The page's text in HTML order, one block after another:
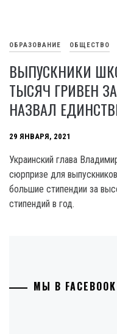
ОБРАЗОВАНИЕ ОБЩЕСТВО
ВЫПУСКНИКИ
ТЫСЯЧ ГРИВЕН
НАЗВАЛ
29 ЯНВАРЯ, 2021
Украинский глава
сюрпризе для
большие стипендии за
стипендий в год.
МЫ В FACEBOOK